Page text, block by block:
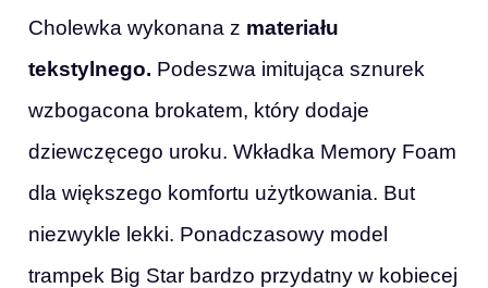
Cholewka wykonana z materiału
tekstylnego. Podeszwa imitująca sznurek
wzbogacona brokatem, który dodaje
dziewczęcego uroku. Wkładka Memory Foam
dla większego komfortu użytkowania. But
niezwykle lekki. Ponadczasowy model
trampek Big Star bardzo przydatny w kobiecej